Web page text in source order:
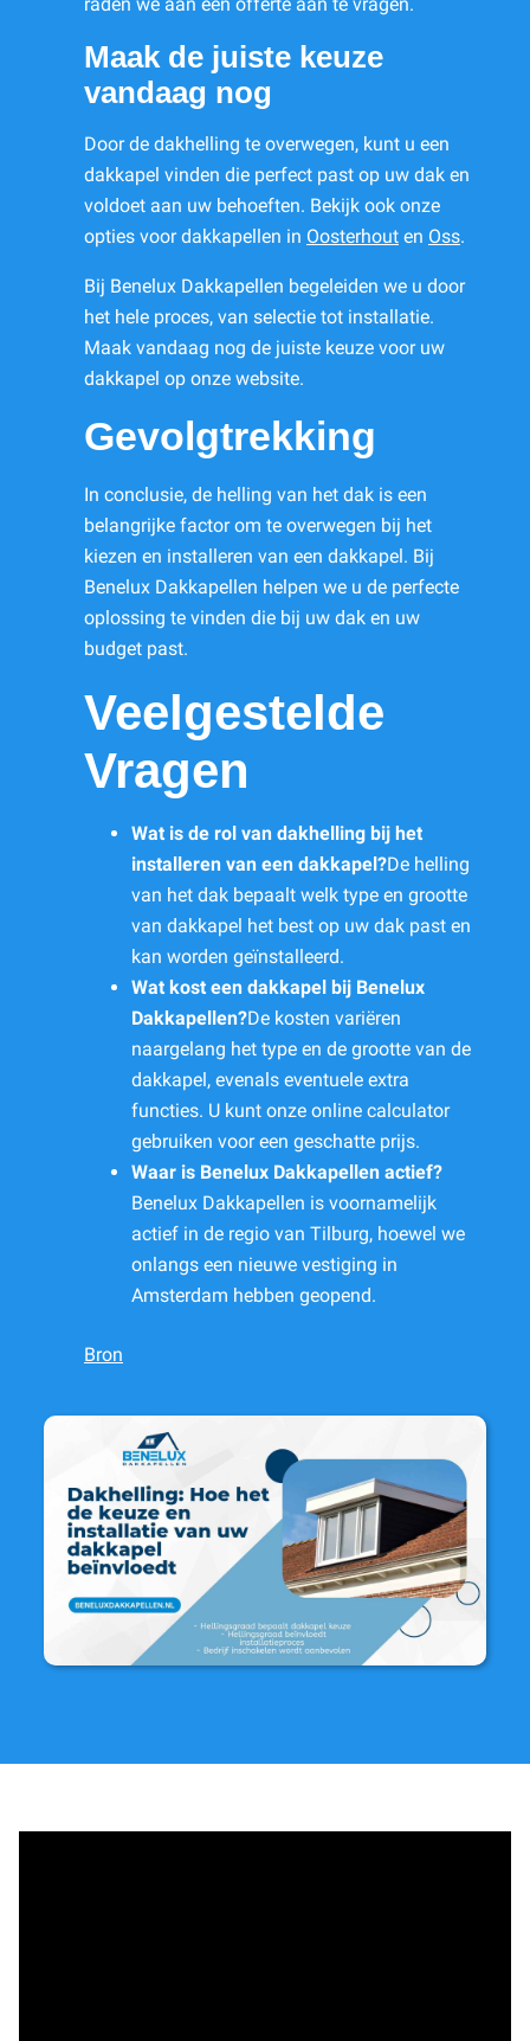
Maak de juiste keuze
vandaag nog
Door de dakhelling te overwegen, kunt u een
dakkapel vinden die perfect past op uw dak en
voldoet aan uw behoeften. Bekijk ook onze
opties voor dakkapellen in Oosterhout en Oss.
Bij Benelux Dakkapellen begeleiden we u door
het hele proces, van selectie tot installatie.
Maak vandaag nog de juiste keuze voor uw
dakkapel op onze website.
Gevolgtrekking
In conclusie, de helling van het dak is een
belangrijke factor om te overwegen bij het
kiezen en installeren van een dakkapel. Bij
Benelux Dakkapellen helpen we u de perfecte
oplossing te vinden die bij uw dak en uw
budget past.
Veelgestelde
Vragen
Wat is de rol van dakhelling bij het
installeren van een dakkapel?De helling
van het dak bepaalt welk type en grootte
van dakkapel het best op uw dak past en
kan worden geïnstalleerd.
Wat kost een dakkapel bij Benelux
Dakkapellen?De kosten variëren
naargelang het type en de grootte van de
dakkapel, evenals eventuele extra
functies. U kunt onze online calculator
gebruiken voor een geschatte prijs.
Waar is Benelux Dakkapellen actief?
Benelux Dakkapellen is voornamelijk
actief in de regio van Tilburg, hoewel we
onlangs een nieuwe vestiging in
Amsterdam hebben geopend.
Bron